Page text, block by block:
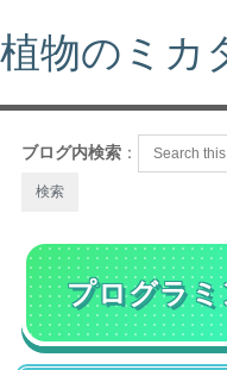
植物のミカ
ブログ内検索 ：
プログラ